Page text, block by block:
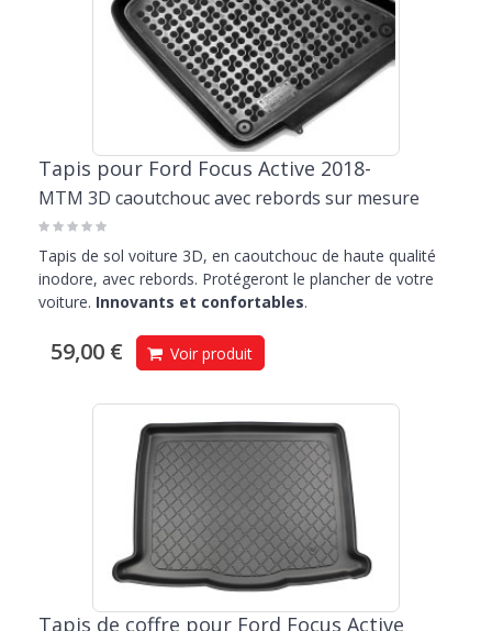
Tapis pour Ford Focus Active 2018-
MTM 3D caoutchouc avec rebords sur mesure
Tapis de sol voiture 3D, en caoutchouc de haute qualité
inodore, avec rebords. Protégeront le plancher de votre
voiture. Innovants et confortables.
59,00 € Voir produit
Tapis de coffre pour Ford Focus Active